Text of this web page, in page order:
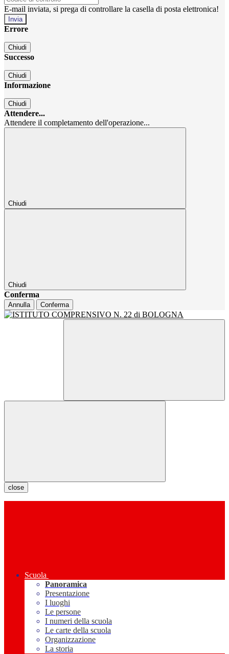
E-mail inviata, si prega di controllare la casella di posta elettronica!
Errore
Chiudi
Successo
Chiudi
Informazione
Chiudi
Attendere...
Attendere il completamento dell'operazione...
Chiudi
Chiudi
Conferma
Annulla Conferma
close
Scuola
Panoramica
Presentazione
I luoghi
Le persone
I numeri della scuola
Le carte della scuola
Organizzazione
La storia